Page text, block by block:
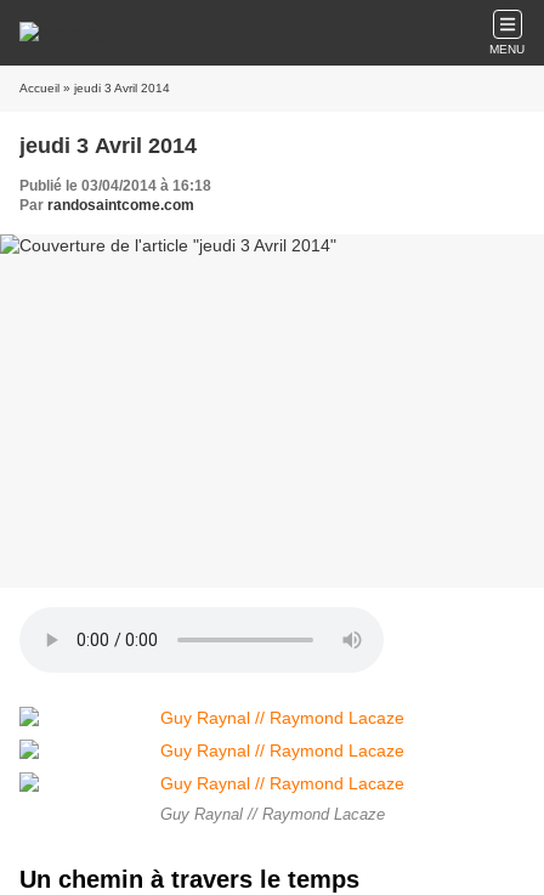
MENU
Accueil » jeudi 3 Avril 2014
jeudi 3 Avril 2014
Publié le 03/04/2014 à 16:18
Par randosaintcome.com
Guy Raynal // Raymond Lacaze
Un chemin à travers le temps